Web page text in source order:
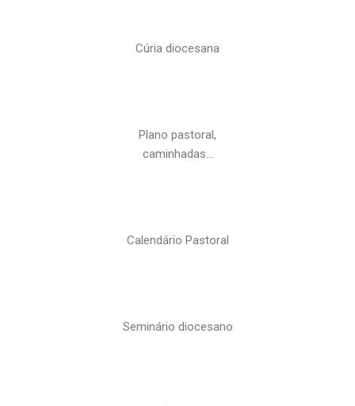
Cúria diocesana
Plano pastoral,
caminhadas…
Calendário Pastoral
Seminário diocesano